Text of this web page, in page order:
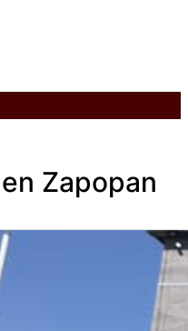
Zapopan